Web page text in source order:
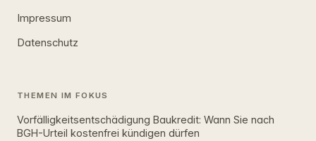
Impressum
Datenschutz
THEMEN IM FOKUS
Vorfälligkeitsentschädigung Baukredit: Wann Sie nach
BGH-Urteil kostenfrei kündigen dürfen